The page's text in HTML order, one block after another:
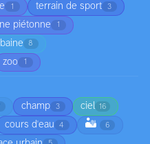
1 terrain de sport 3
piétonne 1
8
zoo 1
champ 3 ciel 16
cours d'eau 4 🏜️ 6